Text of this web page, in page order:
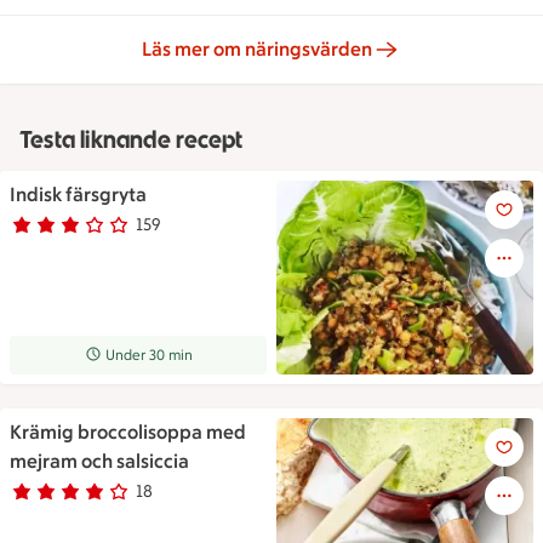
Läs mer om näringsvärden
Testa liknande recept
Indisk färsgryta
Betyg 3 av 5.
159
159 personer har röstat
Receptet tar Under 30 min att tillaga
Under 30 min
Indisk färsgryta
Krämig broccolisoppa med
mejram och salsiccia
Betyg 4 av 5.
18
18 personer har röstat
Krämig broccolisoppa med